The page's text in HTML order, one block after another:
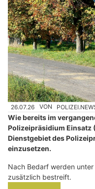
26.07.26 VON
Wie bereits im
Polizeipräsidium Einsatz
Dienstgebiet des
einzusetzen.
Nach Bedarf werden
zusätzlich bestreift.